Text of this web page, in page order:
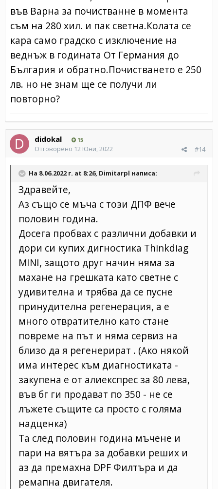
във Варна за почистванне в момента
съм на 280 хил. и пак светна.Колата се
кара само градско с изключение на
веднъж в годината От Германия до
България и обратно.Почистването е 250
лв. но не знам ще се получи ли
повторно?
didokal 15
#14
Отговорено 12 Юни, 2022
На 8.06.2022 г. at 8:26, Dimitarpl написа:
Здравейте,
Аз също се мъча с този ДПФ вече
половин година.
Досега пробвах с различни добавки и
дори си купих дигностика Thinkdiag
MINI, защото друг начин няма за
махане на грешката като светне с
удивителна и трябва да се пусне
принудителна регенерация, а е
много отвратително като стане
повреме на път и няма сервиз на
близо да я регенерират . (Ако някой
има интерес към диагностиката -
закупена е от алиекспрес за 80 лева,
във бг ги продават по 350 - не се
лъжете същите са просто с голяма
надценка)
Та след половин година мъчене и
пари на вятъра за добавки реших и
аз да премахна DPF Филтъра и да
ремапна двигателя.